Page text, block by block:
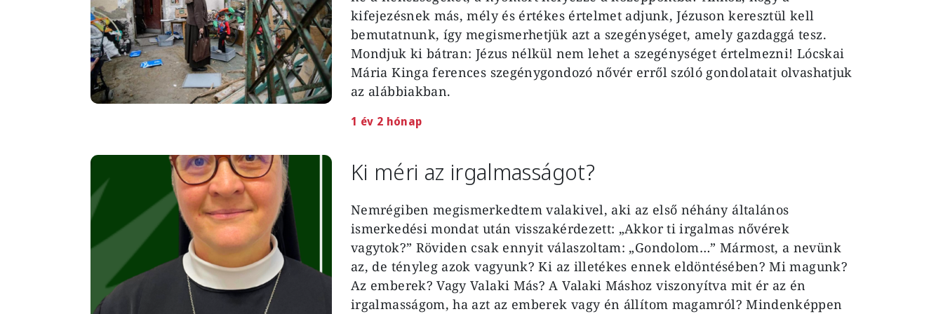
kifejezésnek más, mély és értékes értelmet adjunk, Jézuson keresztül kell
bemutatnunk, így megismerhetjük azt a szegénységet, amely gazdaggá tesz.
Mondjuk ki bátran: Jézus nélkül nem lehet a szegénységet értelmezni! Lócskai
Mária Kinga ferences szegénygondozó nővér erről szóló gondolatait olvashatjuk
az alábbiakban.
1 év 2 hónap
Image Ki méri az irgalmasságot?
Nemrégiben megismerkedtem valakivel, aki az első néhány általános
ismerkedési mondat után visszakérdezett: „Akkor ti irgalmas nővérek
vagytok?” Röviden csak ennyit válaszoltam: „Gondolom…” Mármost, a nevünk
az, de tényleg azok vagyunk? Ki az illetékes ennek eldöntésében? Mi magunk?
Az emberek? Vagy Valaki Más? A Valaki Máshoz viszonyítva mit ér az én
irgalmasságom, ha azt az emberek vagy én állítom magamról? Mindenképpen